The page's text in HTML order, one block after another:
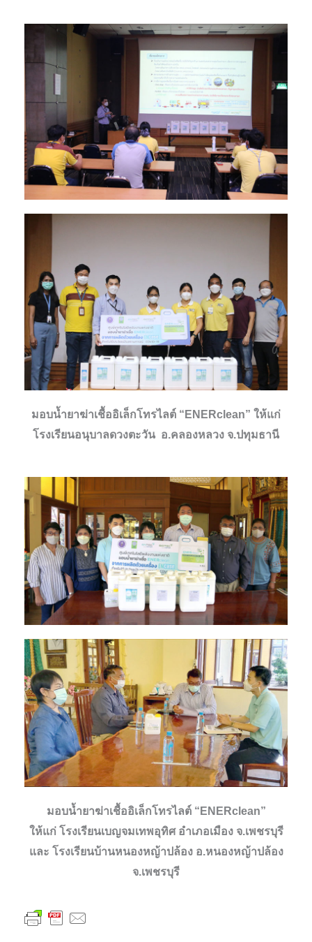
มอบน้ำยาฆ่าเชื้ออิเล็กโทรไลต์ “ENERclean” ให้แก่
โรงเรียนอนุบาลดวงตะวัน อ.คลองหลวง จ.ปทุมธานี
มอบน้ำยาฆ่าเชื้ออิเล็กโทรไลต์ “ENERclean”
ให้แก่ โรงเรียนเบญจมเทพอุทิศ อำเภอเมือง จ.เพชรบุรี
และ โรงเรียนบ้านหนองหญ้าปล้อง อ.หนองหญ้าปล้อง
จ.เพชรบุรี